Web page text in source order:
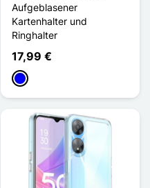
Aufgeblasener
Kartenhalter und
Ringhalter
17,99 €
Blau